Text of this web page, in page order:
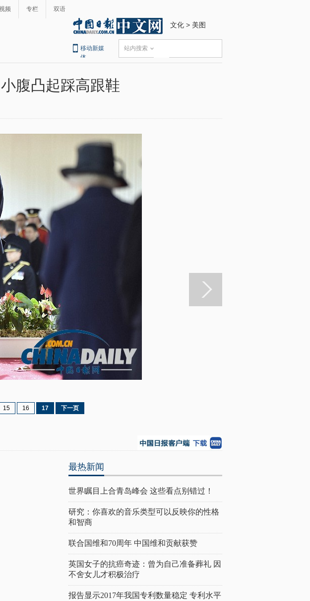
频 专栏 双语
文化 > 美图
移动新媒
体
站内搜索
腹凸起踩高跟鞋
15 16 17 下一页
最热新闻
世界瞩目上合青岛峰会 这些看点别错过！
研究：你喜欢的音乐类型可以反映你的性格
和智商
联合国维和70周年 中国维和贡献获赞
英国女子的抗癌奇迹：曾为自己准备葬礼 因
不舍女儿才积极治疗
报告显示2017年我国专利数量稳定 专利水平